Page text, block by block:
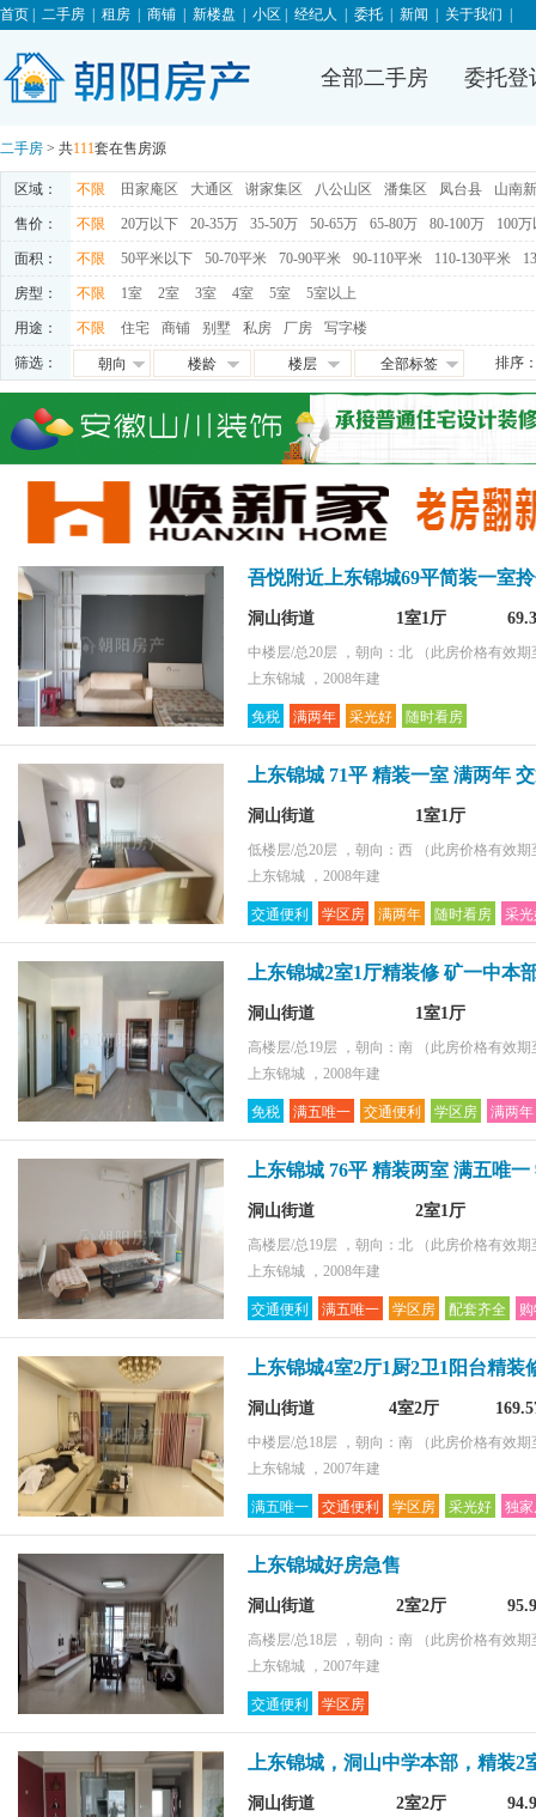
首页 二手房 租房 商铺 新楼盘 小区 经纪人 委托 新闻 关于我们
全部二手房 委托登
二手房 > 共111套在售房源
区域： 不限 田家庵区 大通区 谢家集区 八公山区 潘集区 凤台县 山南
售价： 不限 20万以下 20-35万 35-50万 50-65万 65-80万 80-100万 100
面积： 不限 50平米以下 50-70平米 70-90平米 90-110平米 110-130平米
房型： 不限 1室 2室 3室 4室 5室 5室以上
用途： 不限 住宅 商铺 别墅 私房 厂房 写字楼
筛选：
朝向
朝西
朝南
楼龄
5-10年
10-15年
楼层
中层
低层
地下室
全部标签
满五唯一
交通便利
学区房
随时看房
独家房源
采光好
购物便捷
排序
吾悦附近上东锦城69平简装一室
洞山街道 1室1厅
中楼层/总20层 ，朝向：北
（此房价格有效
上东锦城 ，2008年建
免税 满两年 采光好 随时看房
上东锦城 71平 精装一室 满两年
洞山街道 1室1厅
低楼层/总20层 ，朝向：西
（此房价格有效
上东锦城 ，2008年建
交通便利 学区房 满两年 随时看房 采
上东锦城2室1厅精装修 矿一中本
洞山街道 1室1厅
高楼层/总19层 ，朝向：南
（此房价格有效
上东锦城 ，2008年建
免税 满五唯一 交通便利 学区房 满两年
上东锦城 76平 精装两室 满五唯
洞山街道 2室1厅
高楼层/总19层 ，朝向：北
（此房价格有效
上东锦城 ，2008年建
交通便利 满五唯一 学区房 配套齐全
上东锦城4室2厅1厨2卫1阳台精装
洞山街道 4室2厅
中楼层/总18层 ，朝向：南
（此房价格有效
上东锦城 ，2007年建
满五唯一 交通便利 学区房 采光好 独
上东锦城好房急售
洞山街道 2室2厅
高楼层/总18层 ，朝向：南
（此房价格有效
上东锦城 ，2007年建
交通便利 学区房
上东锦城，洞山中学本部，精装2
洞山街道 2室2厅